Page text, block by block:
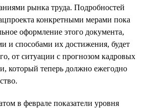
рынка труда. Подробностей
конкретными мерами пока
оформление этого документа,
и способами их достижения, будет
от ситуации с прогнозом кадровых
который теперь должно ежегодно
в феврале показатели уровня